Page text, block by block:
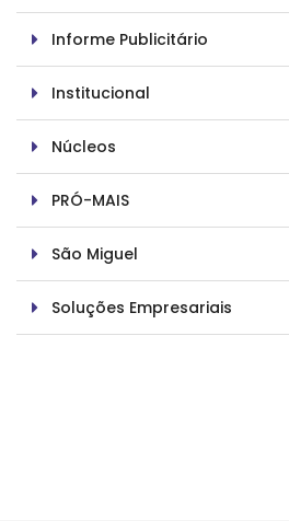
Informe Publicitário
Institucional
Núcleos
PRÓ-MAIS
São Miguel
Soluções Empresariais